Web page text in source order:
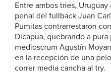
Entre ambos tries,
penal del fullback Juan
Pumitas contrarrestaron
Dicapua, quebrando a
medioscrum Agustín
en la recepción de una
correr media cancha al try.